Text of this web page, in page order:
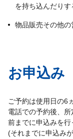
を持ち込んだりす
物品販売その他の
お申込み
ご予約は使用日の6
電話での予約後、
前までに申込みを行
(それまでに申込み